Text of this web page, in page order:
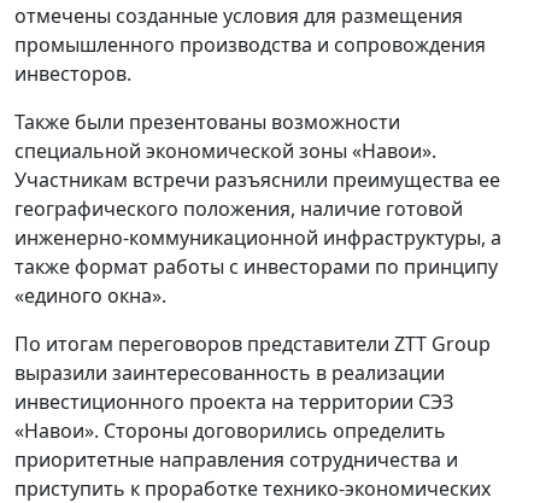
отмечены созданные условия для размещения
промышленного производства и сопровождения
инвесторов.
Также были презентованы возможности
специальной экономической зоны «Навои».
Участникам встречи разъяснили преимущества ее
географического положения, наличие готовой
инженерно-коммуникационной инфраструктуры, а
также формат работы с инвесторами по принципу
«единого окна».
По итогам переговоров представители ZTT Group
выразили заинтересованность в реализации
инвестиционного проекта на территории СЭЗ
«Навои». Стороны договорились определить
приоритетные направления сотрудничества и
приступить к проработке технико-экономических